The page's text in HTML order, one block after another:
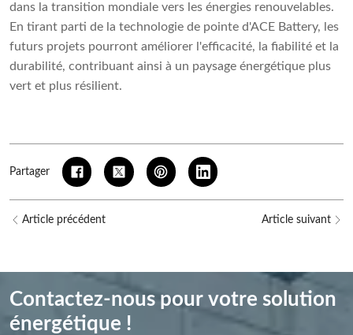
dans la transition mondiale vers les énergies renouvelables.
En tirant parti de la technologie de pointe d'ACE Battery, les
futurs projets pourront améliorer l'efficacité, la fiabilité et la
durabilité, contribuant ainsi à un paysage énergétique plus
vert et plus résilient.
Partager
Article précédent Article suivant
Contactez-nous pour votre solution
énergétique !